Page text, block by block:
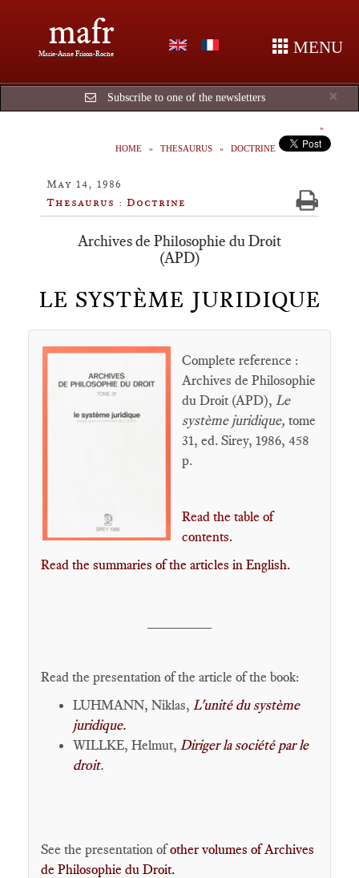
mafr
Marie-Anne Frison-Roche MENU
×
Subscribe to one of the newsletters
HOME THESAURUS DOCTRINE
May 14, 1986
Thesaurus : Doctrine
Archives de Philosophie du Droit
(APD)
LE SYSTÈME JURIDIQUE
Complete reference :
Archives de Philosophie
du Droit (APD), Le
système juridique, tome
31, ed. Sirey, 1986, 458
p.
Read the table of
contents.
Read the summaries of the articles in English.
Read the presentation of the article of the book:
LUHMANN, Niklas, L'unité du système
juridique.
WILLKE, Helmut, Diriger la société par le
droit.
See the presentation ofother volumes of Archives
de Philosophie du Droit.